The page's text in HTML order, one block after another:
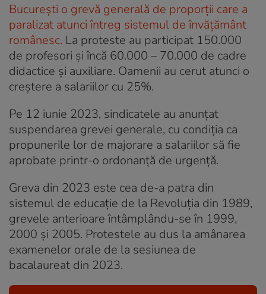
București o grevă generală de proporții care a
paralizat atunci întreg sistemul de învățământ
românesc. La proteste au participat 150.000
de profesori și încă 60.000 – 70.000 de cadre
didactice și auxiliare. Oamenii au cerut atunci o
creștere a salariilor cu 25%.
Pe 12 iunie 2023, sindicatele au anunțat
suspendarea grevei generale, cu condiția ca
propunerile lor de majorare a salariilor să fie
aprobate printr-o ordonanță de urgență.
Greva din 2023 este cea de-a patra din
sistemul de educație de la Revoluția din 1989,
grevele anterioare întâmplându-se în 1999,
2000 și 2005. Protestele au dus la amânarea
examenelor orale de la sesiunea de
bacalaureat din 2023.